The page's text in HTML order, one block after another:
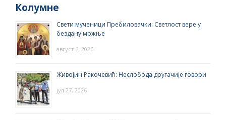
Колумне
Свети мученици Пребиловачки: Светлост вере у
бездану мржње
август 6, 2026
Живојин Ракочевић: Неслобода другачије говори
јул 27, 2026